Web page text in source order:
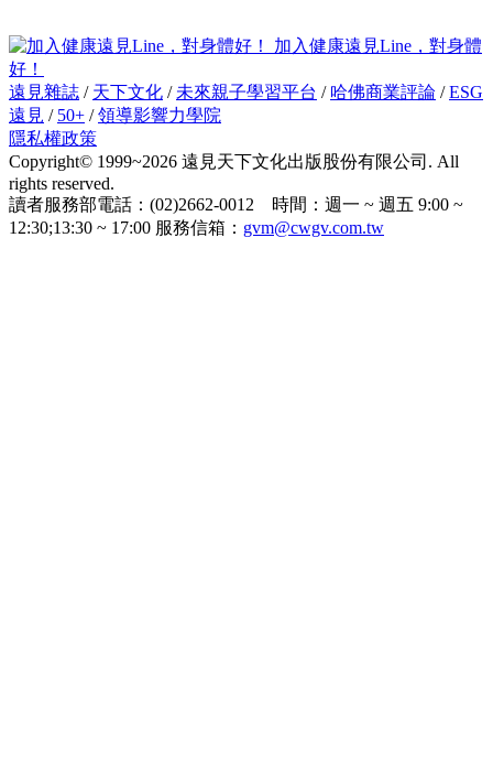
加入健康遠見Line，對身體
好！
遠見雜誌 / 天下文化 / 未來親子學習平台 / 哈佛商業評論 /ESG
遠見 / 50+ /領導影響力學院
隱私權政策
Copyright© 1999~2026 遠見天下文化出版股份有限公司. All
rights reserved.
讀者服務部電話：(02)2662-0012 時間：週一 ~ 週五 9:00 ~
12:30;13:30 ~ 17:00 服務信箱： gvm@cwgv.com.tw